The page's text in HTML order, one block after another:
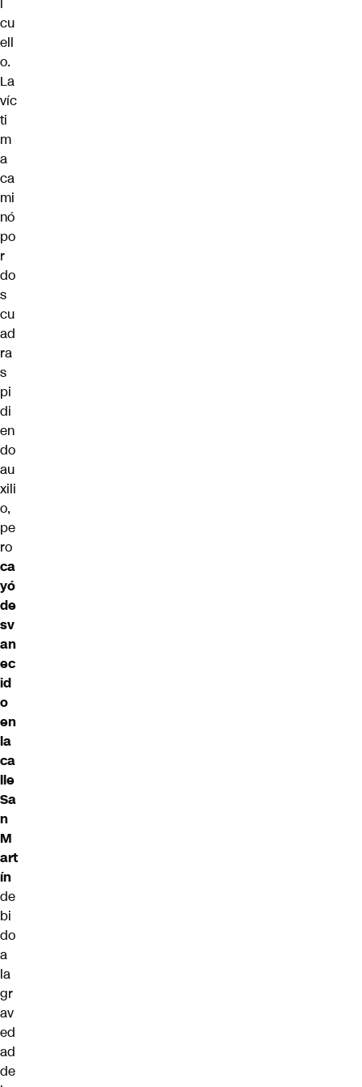
cu
ell
o.
La
víc
ti
m
a
ca
mi
nó
po
r
do
s
cu
ad
ra
s
pi
di
en
do
au
xili
o,
pe
ro
ca
yó
de
sv
an
ec
id
o
en
la
ca
lle
Sa
n
M
art
ín
de
bi
do
a
la
gr
av
ed
ad
de